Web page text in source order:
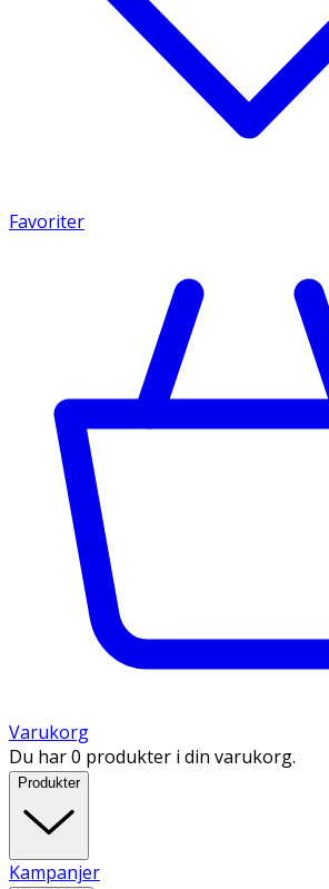
Favoriter
Varukorg
Du har 0 produkter i din varukorg.
Produkter
Kampanjer